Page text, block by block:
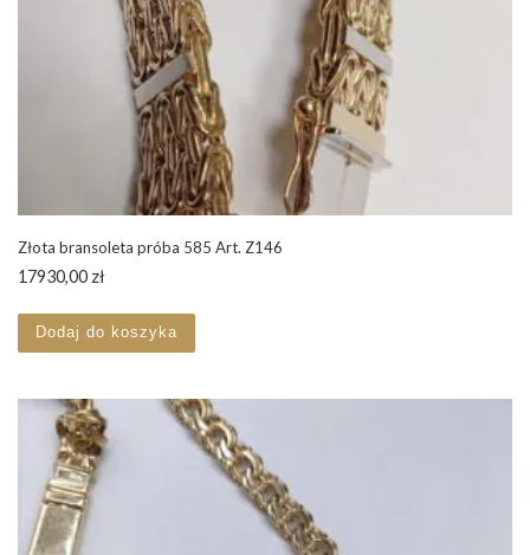
Złota bransoleta próba 585 Art. Z146
17930,00zł
Dodaj do koszyka